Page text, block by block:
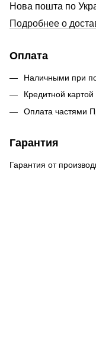
Нова пошта по
Подробнее о
Оплата
Наличными при
Кредитной картой
Оплата частями
Гарантия
Гарантия от